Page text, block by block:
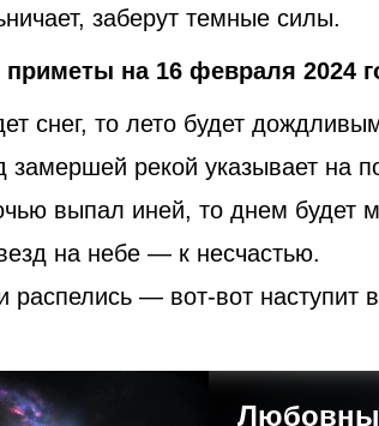
заберут темные силы.
на 16 февраля 2024
снег, то лето будет
замершей рекой указывает на
выпал иней, то днем будет
на небе — к несчастью.
распелись — вот-вот наступит